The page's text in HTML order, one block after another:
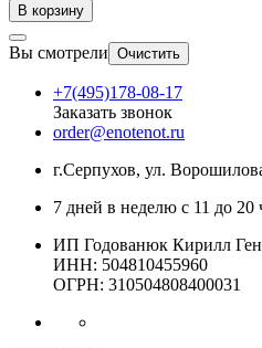
В корзину
Вы смотрели Очистить
+7(495)178-08-17
Заказать звонок
order@enotenot.ru
г.Серпухов, ул.
7 дней в неделю с 11 до 20
ИП Годованюк Кирилл
ИНН: 504810455960
ОГРН: 310504808400031